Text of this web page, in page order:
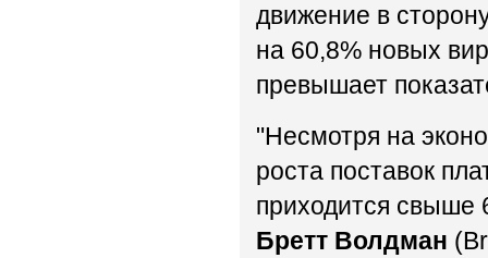
движение в
на 60,8% новых
превышает
"Несмотря на
роста поставок
приходится свыше
Бретт Волдман